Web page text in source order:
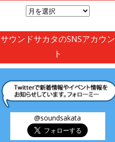
月
ア
ー
イ
ブ
サウンドサカタのSNSアカウン
ト
@soundsakata